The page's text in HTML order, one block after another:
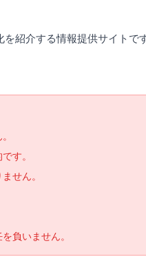
紹介する情報提供サイトで
す。
せん。
負いません。